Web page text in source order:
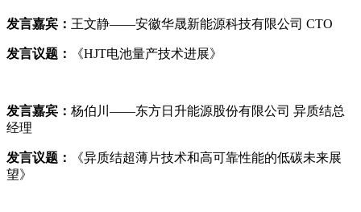
发言嘉宾： 王文静——安徽华晟新能源科技有限公司 CTO
发言议题： 《HJT电池量产技术进展》
发言嘉宾： 杨伯川——东方日升能源股份有限公司 异质结总
经理
发言议题：
《异质结超薄片技术和高可靠性能的低碳未来展
望》